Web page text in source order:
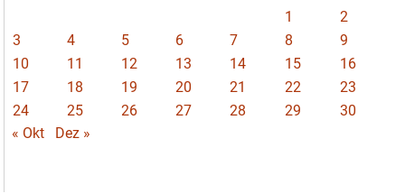
1
2
3
4 5 6 7 8
9
10
11 12 13 14 15
16
17
18 19 20 21 22
23
24
25 26 27 28 29
30
« Okt
Dez »